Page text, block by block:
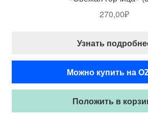
270,00₽
Узнать
Можно купить на
Положить в